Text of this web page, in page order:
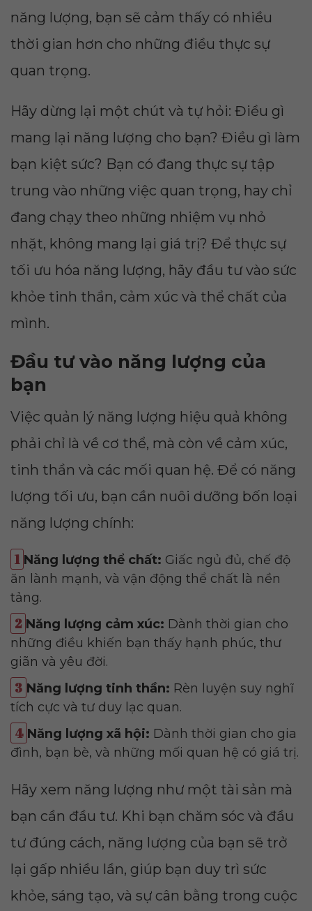
năng lượng, bạn sẽ cảm thấy có nhiều
thời gian hơn cho những điều thực sự
quan trọng.
Hãy dừng lại một chút và tự hỏi: Điều gì
mang lại năng lượng cho bạn? Điều gì làm
bạn kiệt sức? Bạn có đang thực sự tập
trung vào những việc quan trọng, hay chỉ
đang chạy theo những nhiệm vụ nhỏ
nhặt, không mang lại giá trị? Để thực sự
tối ưu hóa năng lượng, hãy đầu tư vào sức
khỏe tinh thần, cảm xúc và thể chất của
mình.
Đầu tư vào năng lượng của
bạn
Việc quản lý năng lượng hiệu quả không
phải chỉ là về cơ thể, mà còn về cảm xúc,
tinh thần và các mối quan hệ. Để có năng
lượng tối ưu, bạn cần nuôi dưỡng bốn loại
năng lượng chính:
Năng lượng thể chất: Giấc ngủ đủ, chế độ
ăn lành mạnh, và vận động thể chất là nền
tảng.
Năng lượng cảm xúc: Dành thời gian cho
những điều khiến bạn thấy hạnh phúc, thư
giãn và yêu đời.
Năng lượng tinh thần: Rèn luyện suy nghĩ
tích cực và tư duy lạc quan.
Năng lượng xã hội: Dành thời gian cho gia
đình, bạn bè, và những mối quan hệ có giá trị.
Hãy xem năng lượng như một tài sản mà
bạn cần đầu tư. Khi bạn chăm sóc và đầu
tư đúng cách, năng lượng của bạn sẽ trở
lại gấp nhiều lần, giúp bạn duy trì sức
khỏe, sáng tạo, và sự cân bằng trong cuộc